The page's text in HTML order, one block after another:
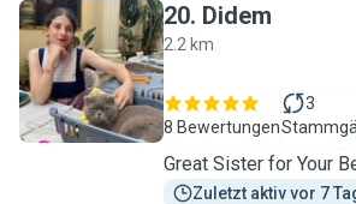
D
20. Didem
2.2 km
8 Bewertungen
3
Great Sister for Your
Zuletzt aktiv vor 7